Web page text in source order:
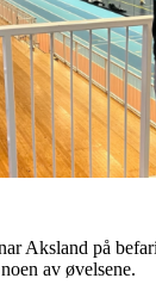
Aksland på
av øvelsene.